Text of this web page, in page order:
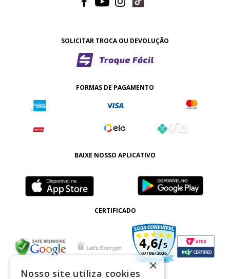
SOLICITAR TROCA OU DEVOLUÇÃO
FORMAS DE PAGAMENTO
BAIXE NOSSO APLICATIVO
CERTIFICADO
×
Nosso site utiliza cookies